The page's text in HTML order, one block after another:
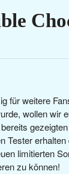
für weitere
wollen wir
gezeigten
Tester
limitierten
zu können!